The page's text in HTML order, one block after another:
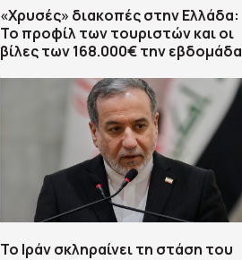
«Χρυσές» διακοπές στην Ελλάδα:
Το προφίλ των τουριστών και οι
βίλες των 168.000€ την εβδομάδα
Το Ιράν σκληραίνει τη στάση του